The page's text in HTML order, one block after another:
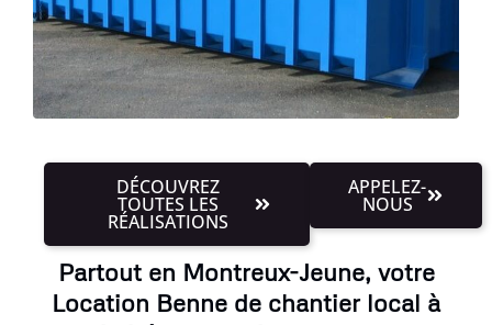
DÉCOUVREZ
TOUTES LES
RÉALISATIONS
APPELEZ-
NOUS
Partout en Montreux-Jeune, votre
Location Benne de chantier local à